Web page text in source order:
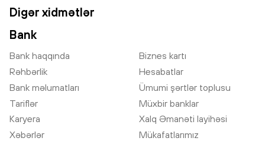
Digər xidmətlər
Bank
Bank haqqında
Biznes kartı
Rəhbərlik
Hesabatlar
Bank məlumatları
Ümumi şərtlər toplusu
Tariflər
Müxbir banklar
Karyera
Xalq Əmanəti layihəsi
Xəbərlər
Mükafatlarımız